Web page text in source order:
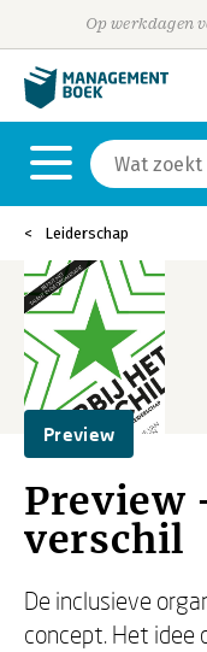
Op werkdagen
Leiderschap
Preview
Preview
verschil
De inclusieve
concept. Het idee